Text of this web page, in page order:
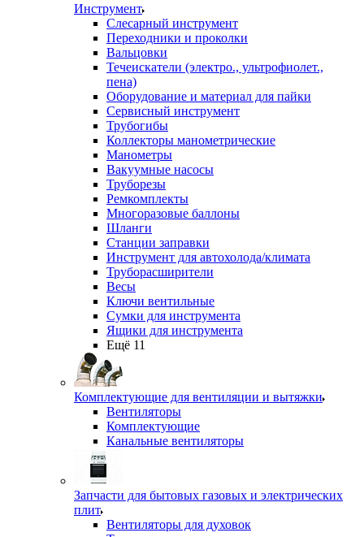
Инструмент
Слесарный инструмент
Переходники и проколки
Вальцовки
Течеискатели (электро., ультрофиолет.,
пена)
Оборудование и материал для пайки
Сервисный инструмент
Трубогибы
Коллекторы манометрические
Манометры
Вакуумные насосы
Труборезы
Ремкомплекты
Многоразовые баллоны
Шланги
Станции заправки
Инструмент для автохолода/климата
Труборасширители
Весы
Ключи вентильные
Сумки для инструмента
Ящики для инструмента
Ещё 11
Комплектующие для вентиляции и вытяжки
Вентиляторы
Комплектующие
Канальные вентиляторы
Запчасти для бытовых газовых и электрических
плит
Вентиляторы для духовок